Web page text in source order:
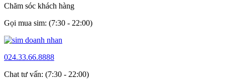
Chăm sóc khách hàng
Gọi mua sim: (7:30 - 22:00)
024.33.66.8888
Chat tư vấn: (7:30 - 22:00)